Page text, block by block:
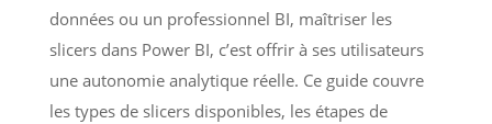
données ou un professionnel BI, maîtriser les
slicers dans Power BI, c’est offrir à ses utilisateurs
une autonomie analytique réelle. Ce guide couvre
les types de slicers disponibles, les étapes de